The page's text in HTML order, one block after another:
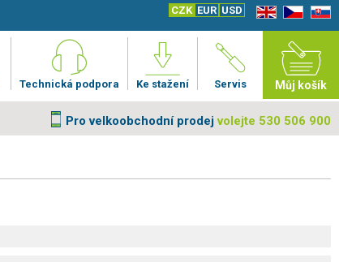
EN CZ SK
CZK EUR USD
Můj košík
Servis
Ke stažení
Technická podpora
Pro velkoobchodní prodejvolejte 530 506 900